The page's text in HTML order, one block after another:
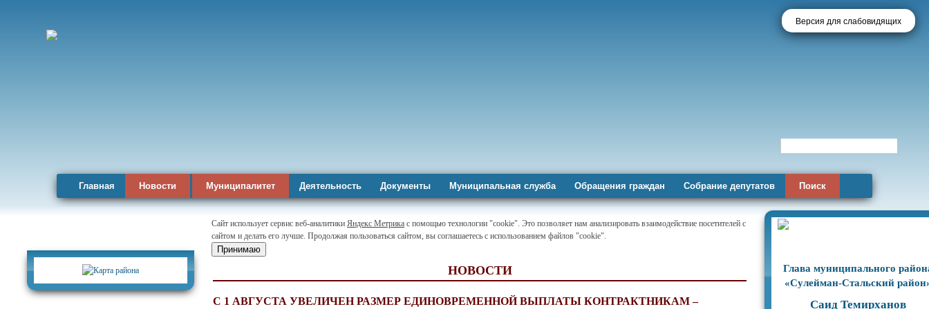
Версия для слабовидящих
Главная Новости Муниципалитет Деятельность Документы Муниципальная служба Обращения граждан Собрание депутатов Поиск
Сайт использует сервис веб-аналитики Яндекс Метрика с помощью технологии "cookie". Это позволяет нам анализировать взаимодействие посетителей с
сайтом и делать его лучше. Продолжая пользоваться сайтом, вы соглашаетесь с использованием файлов "cookie".
Принимаю
НОВОСТИ
С 1 АВГУСТА УВЕЛИЧЕН РАЗМЕР ЕДИНОВРЕМЕННОЙ ВЫПЛАТЫ КОНТРАКТНИКАМ –
Глава муниципального
«Сулейман-Стальский
Саид Темирханов